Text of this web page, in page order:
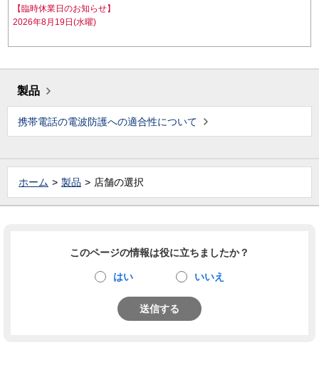
【臨時休業日のお知らせ】
2026年8月19日(水曜)
製品
携帯電話の電波防護への適合性について
ホーム 製品 店舗の選択
このページの情報は役に立ちましたか？
はい いいえ
送信する